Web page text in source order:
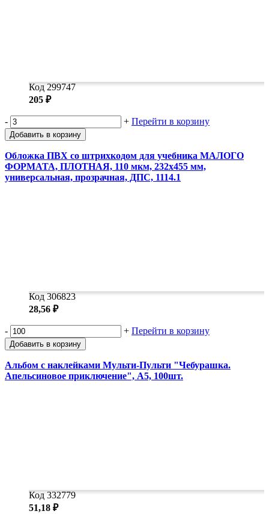
Код 299747
205 ₽
- + Перейти в корзину
Добавить в корзину
Обложка ПВХ со штрихкодом для учебника МАЛОГО
ФОРМАТА, ПЛОТНАЯ, 110 мкм, 232х455 мм,
универсальная, прозрачная, ДПС, 1114.1
Код 306823
28,56 ₽
- + Перейти в корзину
Добавить в корзину
Альбом с наклейками Мульти-Пульти "Чебурашка.
Апельсиновое приключение", А5, 100шт.
Код 332779
51,18 ₽